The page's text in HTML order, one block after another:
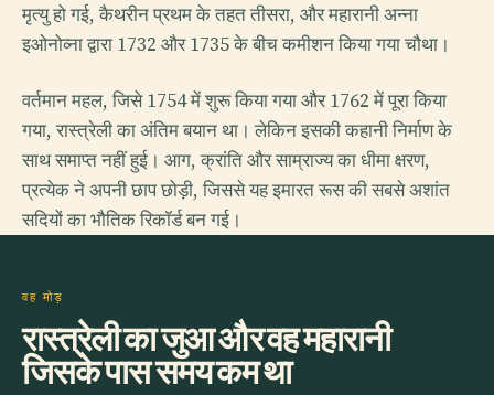
मृत्यु हो गई, कैथरीन प्रथम के तहत तीसरा, और महारानी अन्ना
इओनोव्ना द्वारा 1732 और 1735 के बीच कमीशन किया गया चौथा।
वर्तमान महल, जिसे 1754 में शुरू किया गया और 1762 में पूरा किया
गया, रास्त्रेली का अंतिम बयान था। लेकिन इसकी कहानी निर्माण के
साथ समाप्त नहीं हुई। आग, क्रांति और साम्राज्य का धीमा क्षरण,
प्रत्येक ने अपनी छाप छोड़ी, जिससे यह इमारत रूस की सबसे अशांत
सदियों का भौतिक रिकॉर्ड बन गई।
वह मोड़
रास्त्रेली का जुआ और वह महारानी
जिसके पास समय कम था